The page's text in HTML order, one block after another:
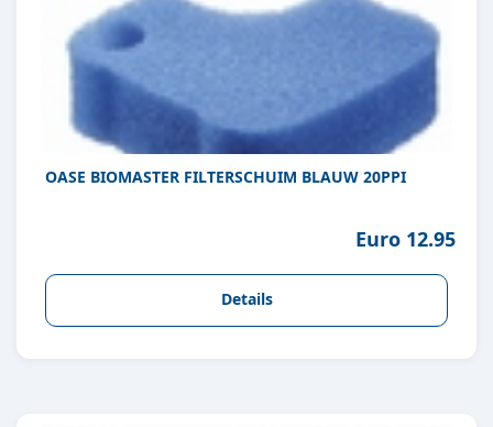
OASE BIOMASTER FILTERSCHUIM BLAUW 20PPI
Euro 12.95
Details